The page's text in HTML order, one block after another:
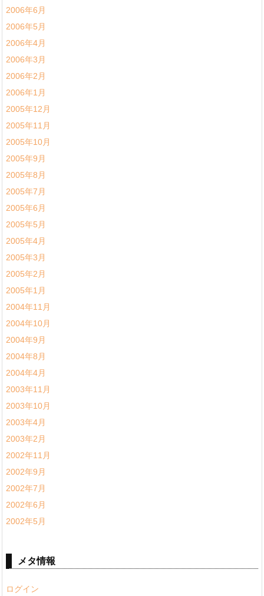
2006年6月
2006年5月
2006年4月
2006年3月
2006年2月
2006年1月
2005年12月
2005年11月
2005年10月
2005年9月
2005年8月
2005年7月
2005年6月
2005年5月
2005年4月
2005年3月
2005年2月
2005年1月
2004年11月
2004年10月
2004年9月
2004年8月
2004年4月
2003年11月
2003年10月
2003年4月
2003年2月
2002年11月
2002年9月
2002年7月
2002年6月
2002年5月
メタ情報
ログイン